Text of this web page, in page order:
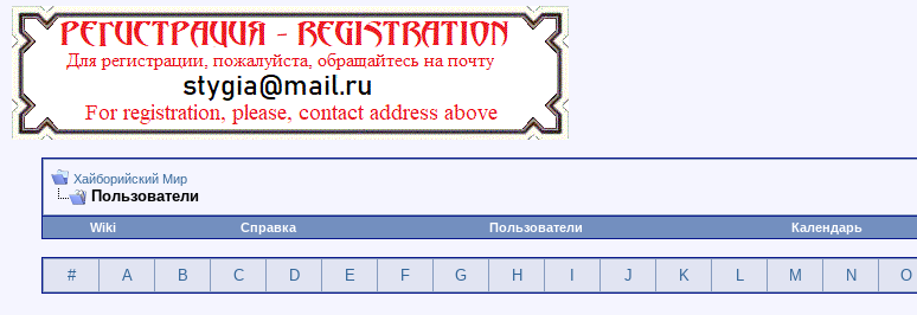
Хайборийский Мир
Пользователи
Wiki
Справка Пользователи Календарь
# A B C D E F G H J K L M N O